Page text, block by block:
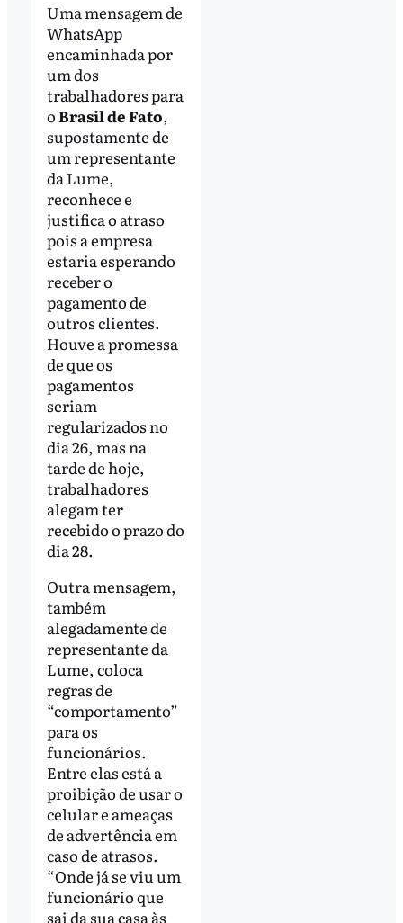
Uma mensagem de
WhatsApp
encaminhada por
um dos
trabalhadores para
oBrasil de Fato,
supostamente de
um representante
da Lume,
reconhece e
justifica o atraso
pois a empresa
estaria esperando
receber o
pagamento de
outros clientes.
Houve a promessa
de que os
pagamentos
seriam
regularizados no
dia 26, mas na
tarde de hoje,
trabalhadores
alegam ter
recebido o prazo do
dia 28.
Outra mensagem,
também
alegadamente de
representante da
Lume, coloca
regras de
“comportamento”
para os
funcionários.
Entre elas está a
proibição de usar o
celular e ameaças
de advertência em
caso de atrasos.
“Onde já se viu um
funcionário que
sai da sua casa às